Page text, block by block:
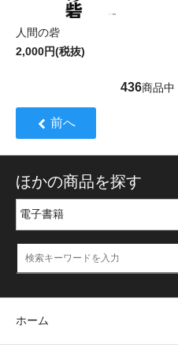
人間の砦
2,000円(税抜)
436商品中
前へ
ほかの商品を探す
ホーム